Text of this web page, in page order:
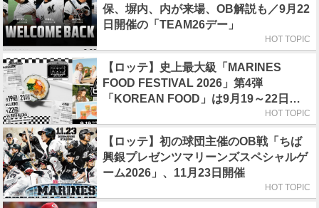
保、塀内、内が来場、OB解説も／9月22
日開催の「TEAM26デー」
HOT TOPIC
【ロッテ】史上最大級「MARINES
FOOD FESTIVAL 2026」第4弾
「KOREAN FOOD」は9月19～22日／
HOT TOPIC
【ロッテ】初の球団主催のOB戦「ちば
興銀プレゼンツマリーンズスペシャルゲ
ーム2026」、11月23日開催
HOT TOPIC